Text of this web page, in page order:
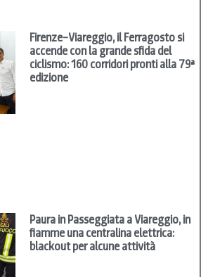
Firenze–Viareggio, il Ferragosto si
accende con la grande sfida del
ciclismo: 160 corridori pronti alla 79ª
edizione
Paura in Passeggiata a Viareggio, in
fiamme una centralina elettrica:
blackout per alcune attività